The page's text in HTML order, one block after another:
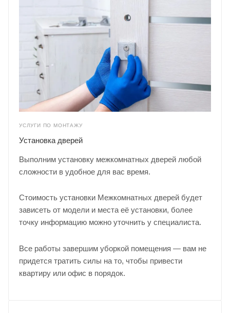
УСЛУГИ ПО МОНТАЖУ
Установка дверей
Выполним установку межкомнатных дверей любой
сложности в удобное для вас время.
Стоимость установки Межкомнатных дверей будет
зависеть от модели и места её установки, более
точку информацию можно уточнить у специалиста.
Все работы завершим уборкой помещения — вам не
придется тратить силы на то, чтобы привести
квартиру или офис в порядок.